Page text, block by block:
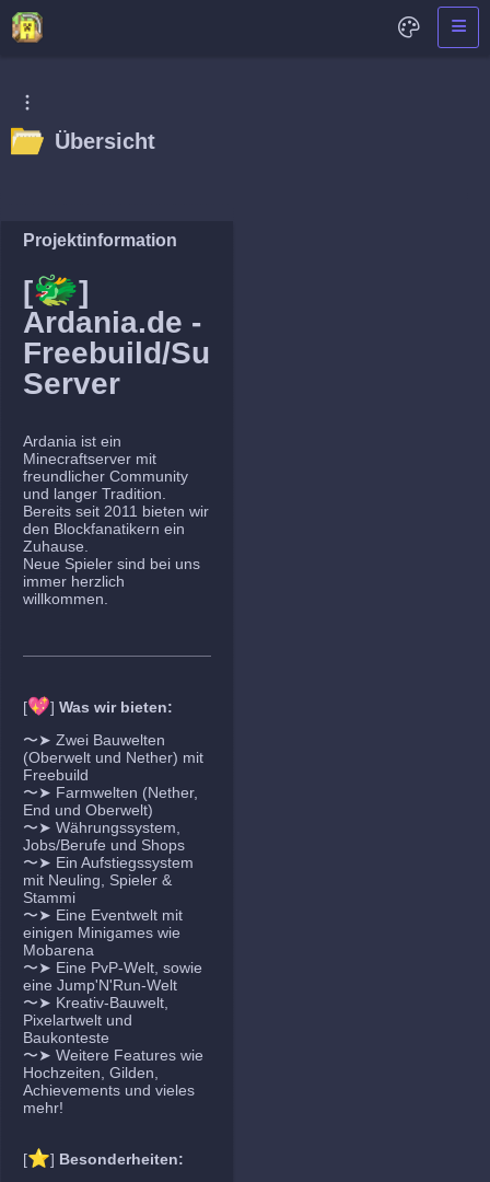
Übersicht
Projektinformation
[🐲]
Ardania.de -
Freebuild/Survival
Server
Ardania ist ein
Minecraftserver mit
freundlicher Community
und langer Tradition.
Bereits seit 2011 bieten wir
den Blockfanatikern ein
Zuhause.
Neue Spieler sind bei uns
immer herzlich
willkommen.
[💖] Was wir bieten:
〜➤ Zwei Bauwelten
(Oberwelt und Nether) mit
Freebuild
〜➤ Farmwelten (Nether,
End und Oberwelt)
〜➤ Währungssystem,
Jobs/Berufe und Shops
〜➤ Ein Aufstiegssystem
mit Neuling, Spieler &
Stammi
〜➤ Eine Eventwelt mit
einigen Minigames wie
Mobarena
〜➤ Eine PvP-Welt, sowie
eine Jump'N'Run-Welt
〜➤ Kreativ-Bauwelt,
Pixelartwelt und
Baukonteste
〜➤ Weitere Features wie
Hochzeiten, Gilden,
Achievements und vieles
mehr!
[⭐] Besonderheiten: